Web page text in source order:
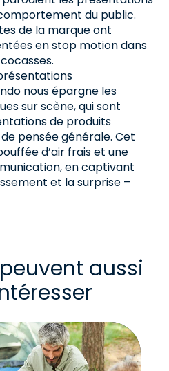
du public.
de la marque ont
en stop motion dans
nous épargne les
sur scène, qui sont
de produits
pensée générale. Cet
d’air frais et une
en captivant
et la surprise –
aussi